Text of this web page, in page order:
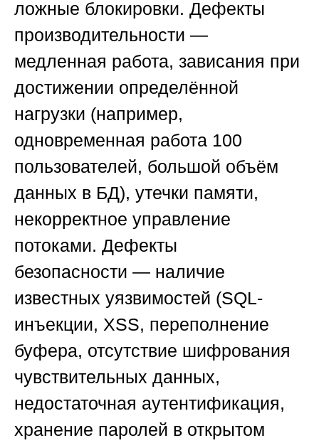
ложные блокировки. Дефекты
производительности —
медленная работа, зависания при
достижении определённой
нагрузки (например,
одновременная работа 100
пользователей, большой объём
данных в БД), утечки памяти,
некорректное управление
потоками. Дефекты
безопасности — наличие
известных уязвимостей (SQL-
инъекции, XSS, переполнение
буфера, отсутствие шифрования
чувствительных данных,
недостаточная аутентификация,
хранение паролей в открытом